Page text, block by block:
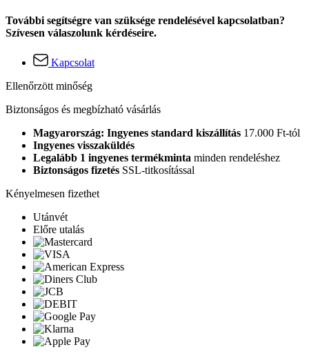
További segítségre van szüksége rendelésével kapcsolatban?
Szívesen válaszolunk kérdéseire.
Kapcsolat
Ellenőrzött minőség
Biztonságos és megbízható vásárlás
Magyarország: Ingyenes standard kiszállítás 17.000 Ft-tól
Ingyenes visszaküldés
Legalább 1 ingyenes termékminta minden rendeléshez
Biztonságos fizetés SSL-titkosítással
Kényelmesen fizethet
Utánvét
Előre utalás